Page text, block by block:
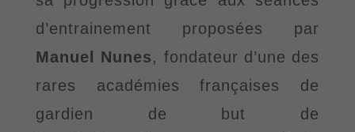
d’entrainement proposées par
Manuel Nunes, fondateur d’une des
rares académiesfrançaises de
gardien de but de